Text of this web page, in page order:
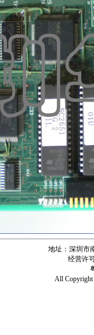
地址：深圳市
经营许
All